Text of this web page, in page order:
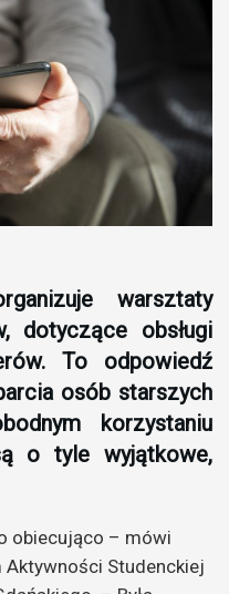
warsztaty
dotyczące obsługi
To odpowiedź
osób starszych
korzystaniu
o tyle wyjątkowe,
obiecująco – mówi
Aktywności Studenckiej